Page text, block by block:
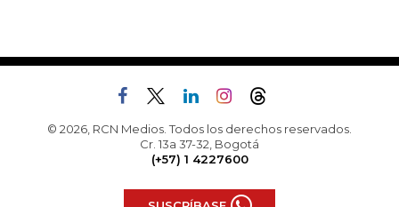
© 2026, RCN Medios. Todos los derechos reservados.
Cr. 13a 37-32, Bogotá
(+57) 1 4227600